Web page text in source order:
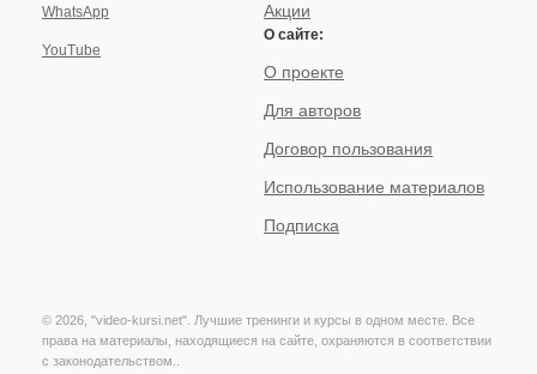
WhatsApp
YouTube
Акции
О сайте:
О проекте
Для авторов
Договор пользования
Использование материалов
Подписка
© 2026, "video-kursi.net". Лучшие тренинги и курсы в одном месте. Все
права на материалы, находящиеся на сайте, охраняются в соответствии
с законодательством..